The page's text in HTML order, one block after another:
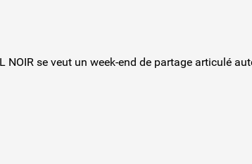
NOIR se veut un week-end de partage articulé